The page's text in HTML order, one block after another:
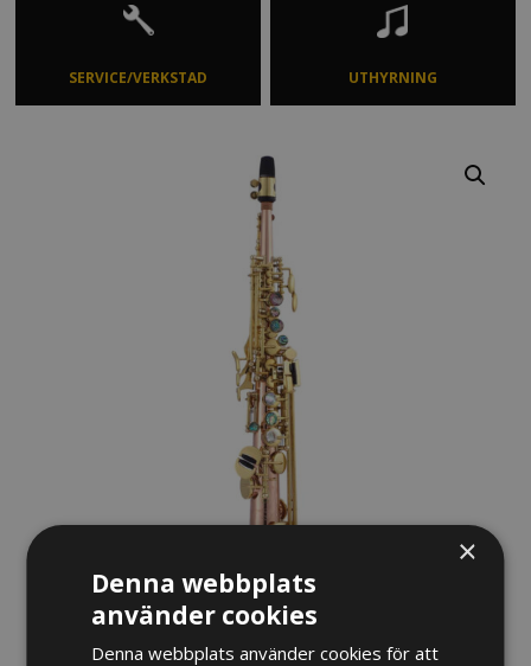
SERVICE/VERKSTAD UTHYRNING
×
Denna webbplats
använder cookies
Denna webbplats använder cookies för att